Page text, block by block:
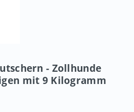
- Zollhunde
mit 9 Kilogramm